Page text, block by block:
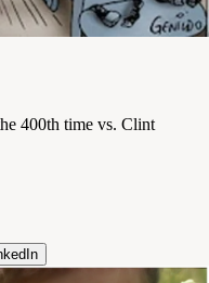
400th time vs. Clint